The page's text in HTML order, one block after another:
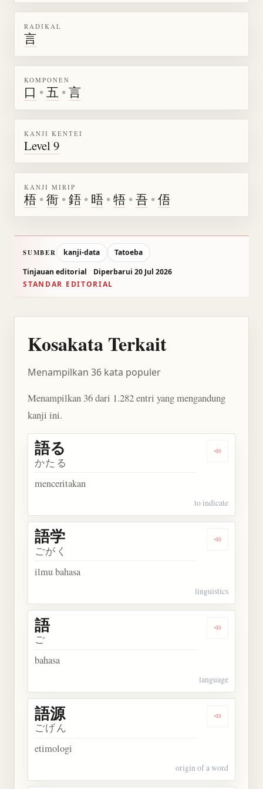
RADIKAL
言
KOMPONEN
口 •五 •言
KANJI KENTEI
Level 9
KANJI MIRIP
梧 •衙 •鋙 • 晤 •牾 •吾 •俉
SUMBER kanji-data
Tatoeba
Tinjauan editorial
Diperbarui 20 Jul 2026
STANDAR EDITORIAL
Kosakata Terkait
Menampilkan 36 kata populer
Menampilkan 36 dari 1.282 entri yang mengandung
kanji ini.
Dengarkan
語る
かたる
menceritakan
to indicate
Dengarkan
語学
ごがく
ilmu bahasa
linguistics
Dengarkan
語
ご
bahasa
language
Dengarkan
語源
ごげん
etimologi
origin of a word